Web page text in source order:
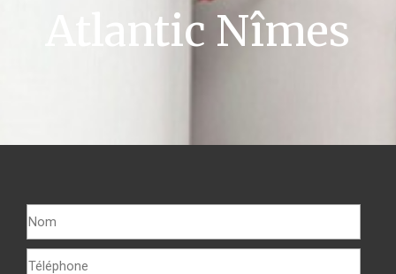
Atlantic Nîmes